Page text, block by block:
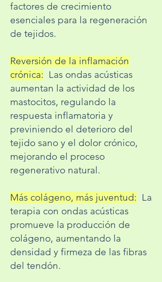
factores de crecimiento
esenciales para la regeneración
de tejidos.
Reversión de la inflamación
crónica: Las ondas acústicas
aumentan la actividad de los
mastocitos, regulando la
respuesta inflamatoria y
previniendo el deterioro del
tejido sano y el dolor crónico,
mejorando el proceso
regenerativo natural.
Más colágeno, más juventud: La
terapia con ondas acústicas
promueve la producción de
colágeno, aumentando la
densidad y firmeza de las fibras
del tendón.